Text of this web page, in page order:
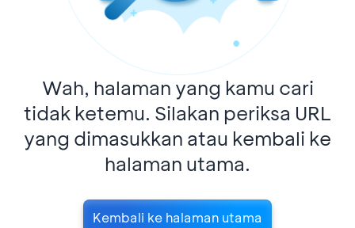
Wah, halaman yang kamu cari
tidak ketemu. Silakan periksa URL
yang dimasukkan atau kembali ke
halaman utama.
Kembali ke halaman utama